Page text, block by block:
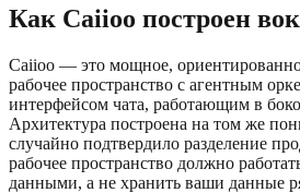
Как Caiioo построен
Caiioo — это мощное,
рабочее пространство с агентным
интерфейсом чата, работающим в
Архитектура построена на том же
случайно подтвердило разделение
рабочее пространство должно
данными, а не хранить ваши данные